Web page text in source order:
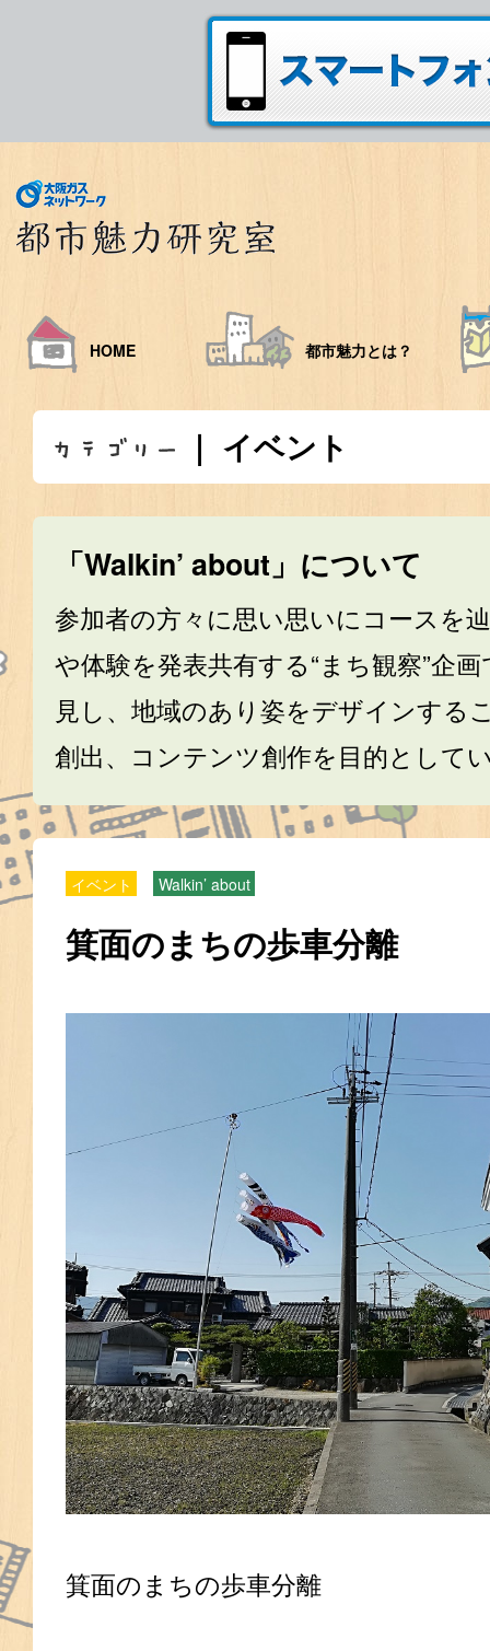
HOME 都市魅力とは？
｜ イベント
「Walkin’ about」について
参加者の方々に思い思いにコースを
や体験を発表共有する“まち観察”企
見し、地域のあり姿をデザインする
創出、コンテンツ創作を目的として
イベント Walkin’ about
箕面のまちの歩車分離
箕面のまちの歩車分離